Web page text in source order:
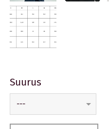
Suurus